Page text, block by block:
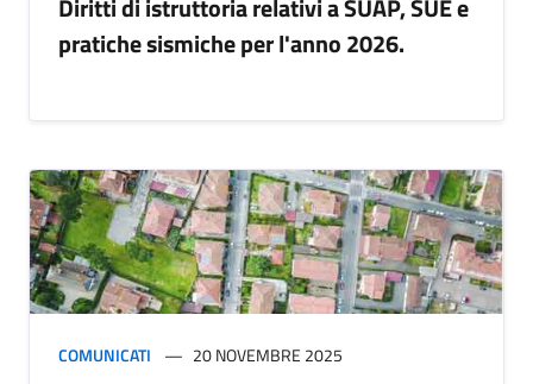
pratiche sismiche per l'anno 2026.
COMUNICATI 20 NOVEMBRE 2025